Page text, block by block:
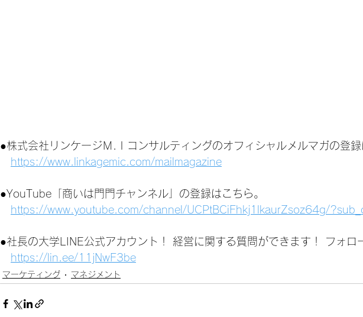
●株式会社リンケージＭ.Ｉコンサルティングのオフィシャルメルマガの登録
https://www.linkagemic.com/mailmagazine
●YouTube「商いは門門チャンネル」の登録はこちら。
https://www.youtube.com/channel/UCPtBCiFhkj1lkaurZsoz64g/
●社長の大学LINE公式アカウント！ 経営に関する質問ができます！ フォロ
https://lin.ee/11jNwF3be
マーケティング マネジメント